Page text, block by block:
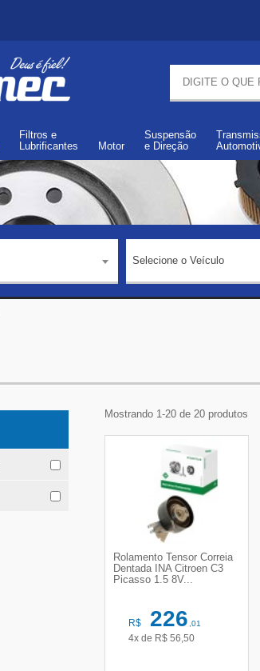
Filtros e
Lubrificantes
Motor
Suspensão
e Direção
Selecione o Veículo
Mostrando 1-20 de 20 produtos
Rolamento Tensor Correia
Dentada INA Citroen C3
Picasso 1.5 8V...
R$ 226,01
4x de R$ 56,50